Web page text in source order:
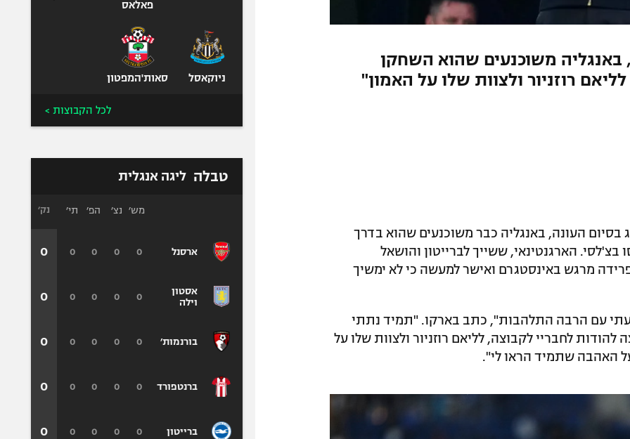
באנגליה משוכנעים שהוא השחקן
רוזניור ולצוות שלו על האמון"
בסיום העונה, באנגליה כבר משוכנעים שהוא בדרך
הארגנטינאי, ששייך לברייטון והושאל
2025, פרסם פוסט פרידה מרגש באינסטגרם ואישר למעשה כי לא ימשיך
עם הרבה התלהבות", כתב בארקו. "תמיד נתתי
לחבריי לקבוצה, לליאם רוזניור ולצוות שלו על
האהבה שתמיד הראו לי".
פאלאס
ניוקאסל סאות'המפטון
לכל הקבוצות >
טבלה ליגה אנגלית
ארסנל
אסטון
וילה
בורנמות׳
ברנטפורד
ברייטון
מש׳ נצ׳ הפ׳ תי׳
0
0
0
0
0
0
0
0
0
0
0
0
0
0
0
0
0
0
0
0
נק׳
0
0
0
0
0